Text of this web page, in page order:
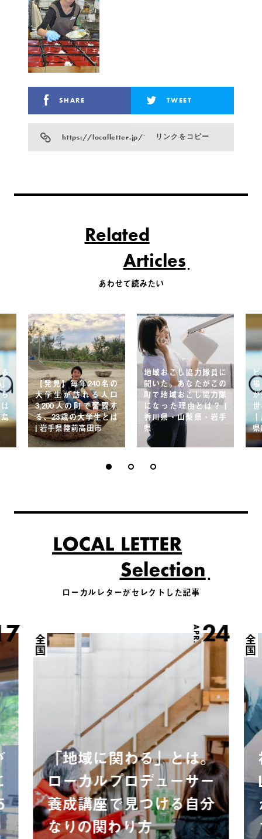
SHARE TWEET
https://localletter.jp/?p=759リンクをコピー
Related
Articles
あわせて読みたい
【発見】毎年240名の
大学生が訪れる人口
3,200人の町で奮闘す
る、23歳の大学生とは
| 岩手県陸前高田市
地域おこし協力隊員に
聞いた。あなたがこの
町で地域おこし協力隊
になった理由とは？ |
香川県・山梨県・岩手
県
ローカルレターがセレクトした記事
APR.24
全国
「地域に関わる」とは。
ローカルプロデューサー
養成講座で見つける自分
なりの関わり方
全国